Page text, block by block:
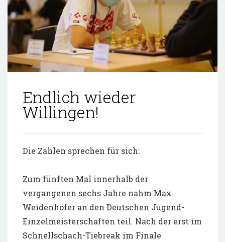
Endlich wieder
Willingen!
Die Zahlen sprechen für sich:
Zum fünften Mal innerhalb der
vergangenen sechs Jahre nahm Max
Weidenhöfer an den Deutschen Jugend-
Einzelmeisterschaften teil. Nach der erst im
Schnellschach-Tiebreak im Finale